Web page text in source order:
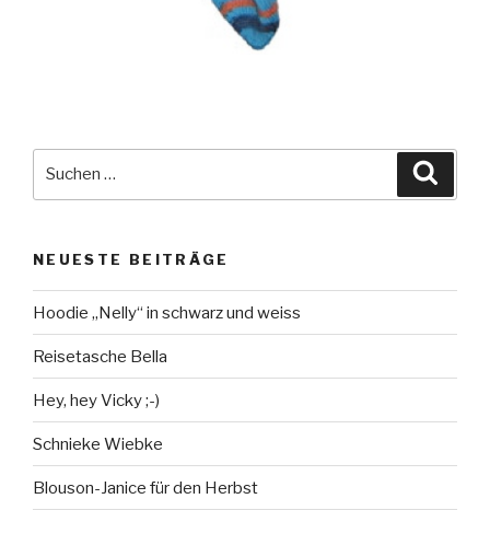
NEUESTE BEITRÄGE
Hoodie „Nelly“ in schwarz und weiss
Reisetasche Bella
Hey, hey Vicky ;-)
Schnieke Wiebke
Blouson-Janice für den Herbst